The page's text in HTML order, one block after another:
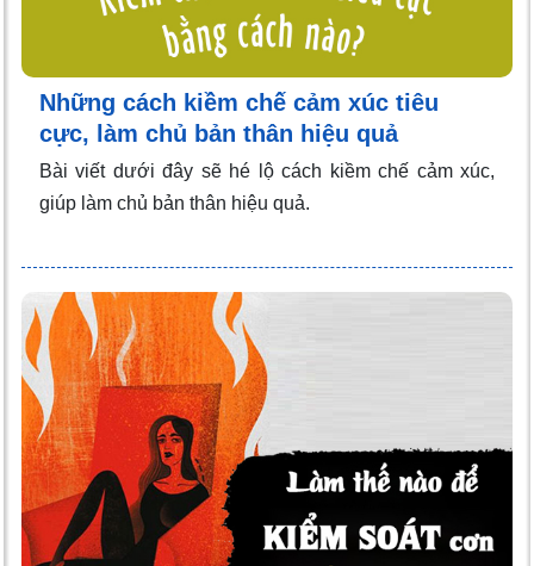
Những cách kiềm chế cảm xúc tiêu
cực, làm chủ bản thân hiệu quả
Bài viết dưới đây sẽ hé lộ cách kiềm chế cảm xúc,
giúp làm chủ bản thân hiệu quả.